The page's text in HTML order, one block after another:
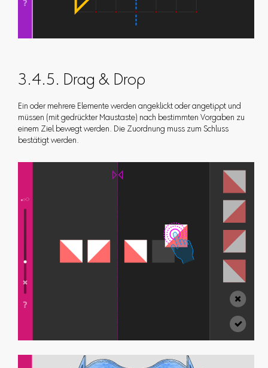
3.4.5. Drag & Drop
Ein oder mehrere Elemente werden angeklickt oder angetippt und
müssen (mit gedrückter Maustaste) nach bestimmten Vorgaben zu
einem Ziel bewegt werden. Die Zuordnung muss zum Schluss
bestätigt werden.